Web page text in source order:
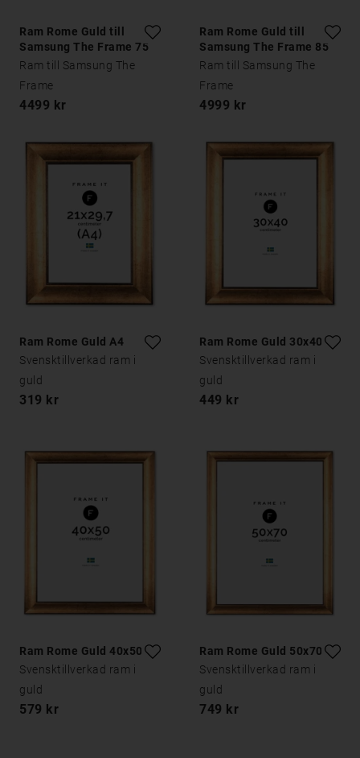
Ram Rome Guld till
Samsung The Frame 75
tum
Ram till Samsung The
Frame
4499 kr
Ram Rome Guld till
Samsung The Frame 85
tum
Ram till Samsung The
Frame
4999 kr
Ram Rome Guld A4
Svensktillverkad ram i
guld
319 kr
Ram Rome Guld 30x40
Svensktillverkad ram i
guld
449 kr
Ram Rome Guld 40x50
Svensktillverkad ram i
guld
579 kr
Ram Rome Guld 50x70
Svensktillverkad ram i
guld
749 kr